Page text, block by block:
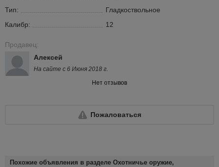
Тип:
Гладкоствольное
Калибр:
12
Продавец:
Алексей
На сайте с 6 Июня 2018 г.
Нет отзывов
Пожаловаться
Похожие объявления в разделе Охотничье оружие,